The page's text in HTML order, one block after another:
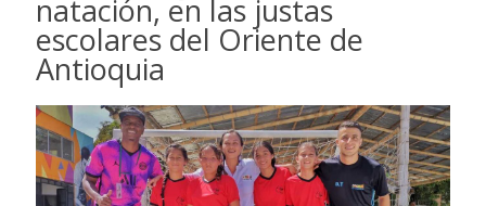
natación, en las justas
escolares del Oriente de
Antioquia